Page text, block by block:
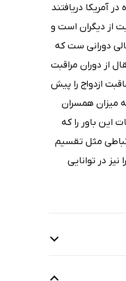
(2009) در بررسی معیارهای آمادگی ازدواج در جوانان آستانه ازدواج 5 دانشگاه در آمریکا دریافتند
از دیگران است و
دورانی ست که
از دوران مراقبت
آنچه بیشتر می‌تواند عاقبت ازدواج را پیش
میزان همسران
باور را که
مثل تقسیم
در توانایی